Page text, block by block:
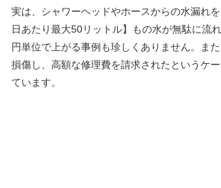
実は、シャワーヘッドやホースからの水漏れ
日あたり最大50リットル】もの水が無駄に流
円単位で上がる事例も珍しくありません。ま
損傷し、高額な修理費を請求されたというケ
ています。